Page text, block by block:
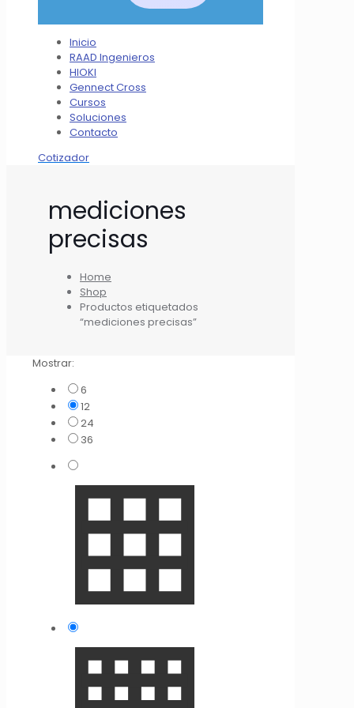
Inicio
RAAD Ingenieros
HIOKI
Gennect Cross
Cursos
Soluciones
Contacto
Cotizador
mediciones
precisas
Home
Shop
Productos etiquetados
“mediciones precisas”
Mostrar:
6
12
24
36